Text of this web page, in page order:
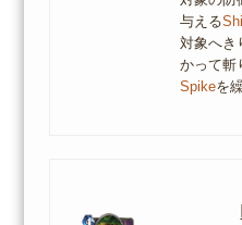
与える
対象へき
かって斬
Spikeを